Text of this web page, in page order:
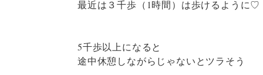
最近は３千歩（1時間）は歩けるように♡
5千歩以上になると
途中休憩しながらじゃないとツラそう